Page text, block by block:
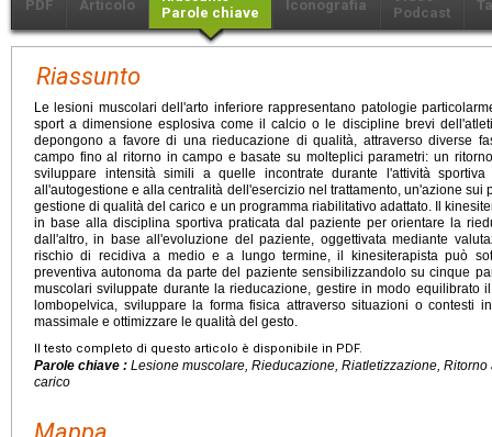
PDF Articolo
Parole chiave
Iconografia
Podcast
Riassunto
Le lesioni muscolari dell'arto inferiore rappresentano patologie
sport a dimensione esplosiva come il calcio o le discipline brevi
depongono a favore di una rieducazione di qualità, attraverso diverse
campo fino al ritorno in campo e basate su molteplici parametri: un
sviluppare intensità simili a quelle incontrate durante l'attività
all'autogestione e alla centralità dell'esercizio nel trattamento, un'azione sui
gestione di qualità del carico e un programma riabilitativo adattato. Il
in base alla disciplina sportiva praticata dal paziente per orientare la
dall'altro, in base all'evoluzione del paziente, oggettivata mediante
rischio di recidiva a medio e a lungo termine, il kinesiterapista può
preventiva autonoma da parte del paziente sensibilizzandolo su cinque
muscolari sviluppate durante la rieducazione, gestire in modo equilibrato
lombopelvica, sviluppare la forma fisica attraverso situazioni o contesti
massimale e ottimizzare le qualità del gesto.
Il testo completo di questo articolo è disponibile in PDF.
Parole chiave : Lesione muscolare, Rieducazione, Riatletizzazione,
carico